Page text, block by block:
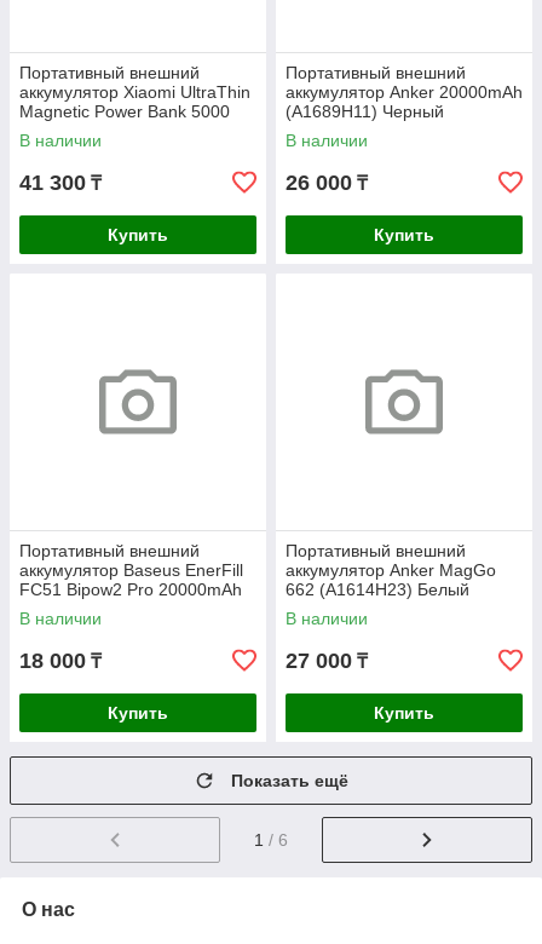
Портативный внешний
аккумулятор Xiaomi UltraThin
Magnetic Power Bank 5000
15W GL Radiant Orange
В наличии
41 300 ₸
Купить
Портативный внешний
аккумулятор Anker 20000mAh
(A1689H11) Черный
В наличии
26 000 ₸
Купить
Портативный внешний
аккумулятор Baseus EnerFill
FC51 Bipow2 Pro 20000mAh
22.5W Black (E0027701)
В наличии
18 000 ₸
Купить
Портативный внешний
аккумулятор Anker MagGo
662 (A1614H23) Белый
В наличии
27 000 ₸
Купить
Показать ещё
1 / 6
О нас